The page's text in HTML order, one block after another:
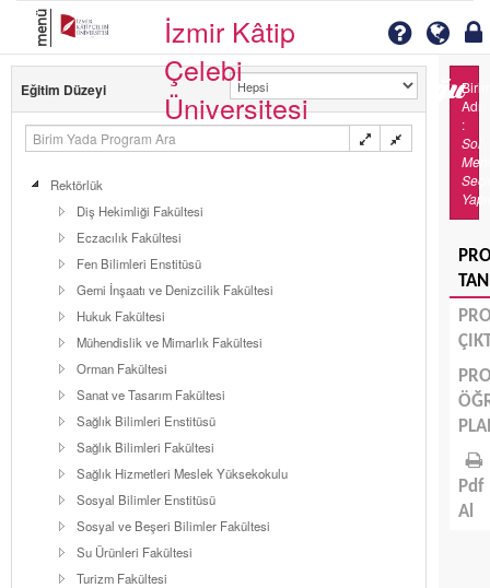
menü
İzmir Kâtip
Çelebi
Üniversitesi
Eğitim Düzeyi
Rektörlük
Diş Hekimliği Fakültesi
Eczacılık Fakültesi
Fen Bilimleri Enstitüsü
Gemi İnşaatı ve Denizcilik Fakültesi
Hukuk Fakültesi
Mühendislik ve Mimarlık Fakültesi
Orman Fakültesi
Sanat ve Tasarım Fakültesi
Sağlık Bilimleri Enstitüsü
Sağlık Bilimleri Fakültesi
Sağlık Hizmetleri Meslek Yüksekokulu
Sosyal Bilimler Enstitüsü
Sosyal ve Beşeri Bilimler Fakültesi
Su Ürünleri Fakültesi
Turizm Fakültesi
Adı
:
Sol
Pdf
Al